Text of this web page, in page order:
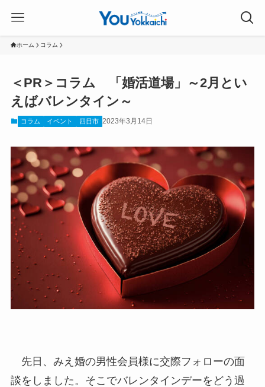
ホーム コラム
＜PR＞コラム 「婚活道場」～2月とい
えばバレンタイン～
コラム イベント 四日市 2023年3月14日
先日、みえ婚の男性会員様に交際フォローの面
談をしました。そこでバレンタインデーをどう過